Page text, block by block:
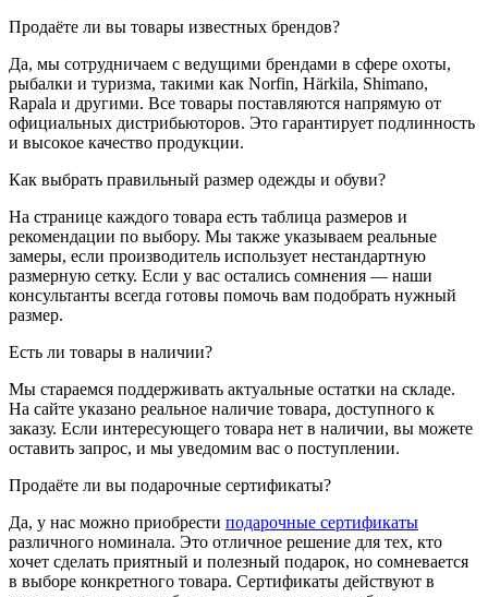
Продаёте ли вы товары известных брендов?
Да, мы сотрудничаем с ведущими брендами в сфере охоты,
рыбалки и туризма, такими как Norfin, Härkila, Shimano,
Rapala и другими. Все товары поставляются напрямую от
официальных дистрибьюторов. Это гарантирует подлинность
и высокое качество продукции.
Как выбрать правильный размер одежды и обуви?
На странице каждого товара есть таблица размеров и
рекомендации по выбору. Мы также указываем реальные
замеры, если производитель использует нестандартную
размерную сетку. Если у вас остались сомнения — наши
консультанты всегда готовы помочь вам подобрать нужный
размер.
Есть ли товары в наличии?
Мы стараемся поддерживать актуальные остатки на складе.
На сайте указано реальное наличие товара, доступного к
заказу. Если интересующего товара нет в наличии, вы можете
оставить запрос, и мы уведомим вас о поступлении.
Продаёте ли вы подарочные сертификаты?
Да, у нас можно приобрести подарочные сертификаты
различного номинала. Это отличное решение для тех, кто
хочет сделать приятный и полезный подарок, но сомневается
в выборе конкретного товара. Сертификаты действуют в